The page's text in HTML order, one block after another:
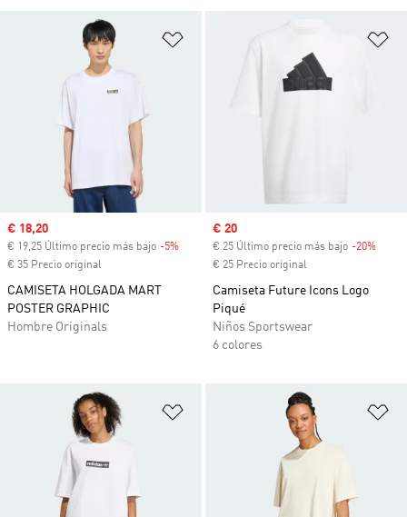
Precio de venta
€ 18,20
€ 19,25 Último precio más bajo -5% Descuento
€ 35 Precio original
CAMISETA HOLGADA MART
POSTER GRAPHIC
Hombre Originals
Precio de venta
€ 20
€ 25 Último precio más bajo -20%
€ 25 Precio original
Camiseta Future Icons Logo
Piqué
Niños Sportswear
6 colores
Añadir a la lista de deseos